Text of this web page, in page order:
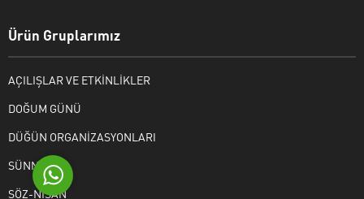
Ürün Gruplarımız
AÇILIŞLAR VE ETKİNLİKLER
DOĞUM GÜNÜ
DÜĞÜN ORGANİZASYONLARI
SÜNNET
SÖZ-NİŞAN